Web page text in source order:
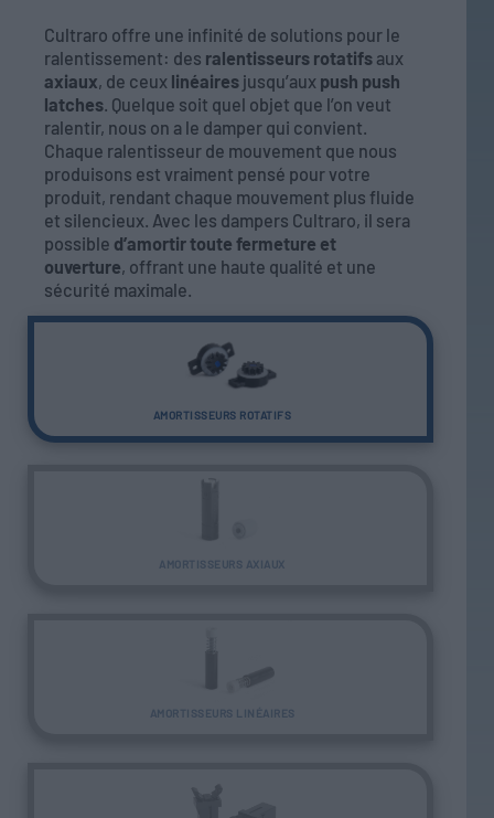
Cultraro offre une infinité de solutions pour le
ralentissement: des ralentisseurs rotatifs aux
axiaux, de ceux linéaires jusqu’aux push push
latches. Quelque soit quel objet que l’on veut
ralentir, nous on a le damper qui convient.
Chaque ralentisseur de mouvement que nous
produisons est vraiment pensé pour votre
produit, rendant chaque mouvement plus fluide
et silencieux. Avec les dampers Cultraro, il sera
possible d’amortir toute fermeture et
ouverture, offrant une haute qualité et une
sécurité maximale.
AMORTISSEURS ROTATIFS
AMORTISSEURS AXIAUX
AMORTISSEURS LINÉAIRES